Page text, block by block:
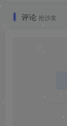
评论 抢沙发